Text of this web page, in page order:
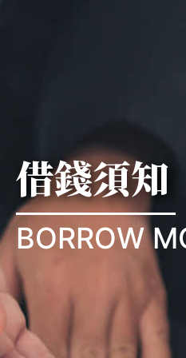
借錢須知
BORROW